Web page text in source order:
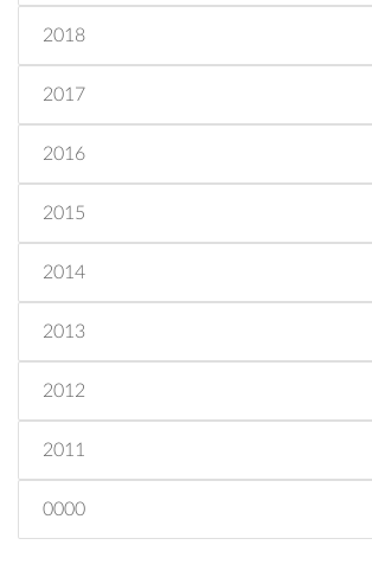
2018
2017
2016
2015
2014
2013
2012
2011
0000